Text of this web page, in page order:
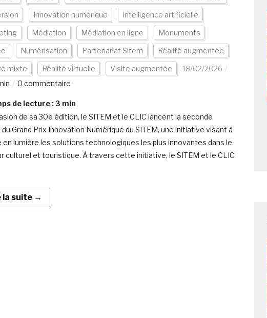
Innovation numérique Intelligence artificielle
Médiation Médiation en ligne Monuments
Numérisation Partenariat Sitem Réalité augmentée
mixte Réalité virtuelle Visite augmentée
18/02/2026
0 commentaire
de lecture : 3 min
de sa 30e édition, le SITEM et le CLIC lancent la seconde
Grand Prix Innovation Numérique du SITEM, une initiative visant à
lumière les solutions technologiques les plus innovantes dans le
culturel et touristique. À travers cette initiative, le SITEM et le CLIC
la suite →